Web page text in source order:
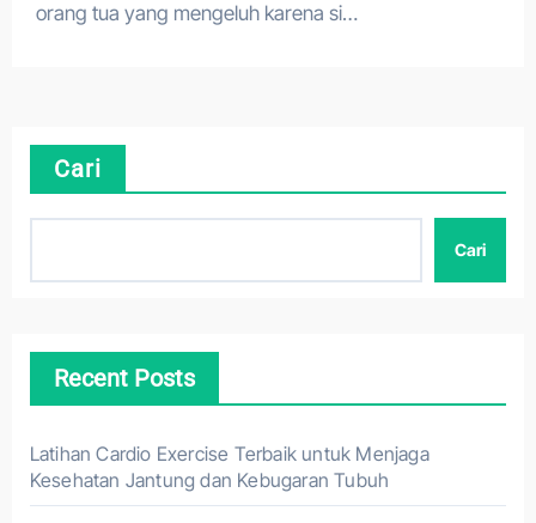
orang tua yang mengeluh karena si…
Cari
Cari
Recent Posts
Latihan Cardio Exercise Terbaik untuk Menjaga
Kesehatan Jantung dan Kebugaran Tubuh